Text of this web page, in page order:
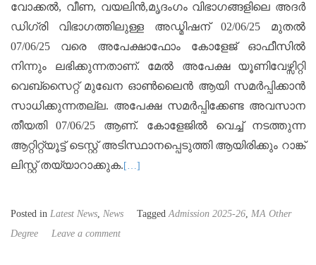
വോക്കൽ, വീണ, വയലിൻ,മൃദംഗം വിഭാഗങ്ങളിലെ അദർ
ഡിഗ്രി വിഭാഗത്തിലുള്ള അഡ്മിഷന് 02/06/25 മുതൽ
07/06/25 വരെ അപേക്ഷാഫോം കോളേജ് ഓഫീസിൽ
നിന്നും ലഭിക്കുന്നതാണ്. മേൽ അപേക്ഷ യൂണിവേഴ്സിറ്റി
വെബ്സൈറ്റ് മുഖേന ഓൺലൈൻ ആയി സമർപ്പിക്കാൻ
സാധിക്കുന്നതല്ല. അപേക്ഷ സമർപ്പിക്കേണ്ട അവസാന
തീയതി 07/06/25 ആണ്. കോളേജിൽ വെച്ച് നടത്തുന്ന
ആറ്റിറ്റ്യൂട്ട് ടെസ്റ്റ് അടിസ്ഥാനപ്പെടുത്തി ആയിരിക്കും റാങ്ക്
ലിസ്റ്റ് തയ്യാറാക്കുക. […]
Posted in Latest News, News TaggedAdmission 2025-26, MA Other
Degree
Leave a comment